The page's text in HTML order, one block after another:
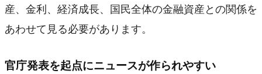
産、金利、経済成長、国民全体の金融資産との関係を
あわせて見る必要があります。
官庁発表を起点にニュースが作られやすい